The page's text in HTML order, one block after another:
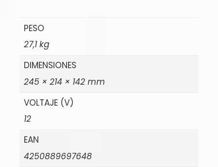
PESO
27,1 kg
DIMENSIONES
245 × 214 × 142 mm
VOLTAJE (V)
12
EAN
4250889697648